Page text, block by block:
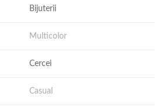
Bijuterii
Multicolor
Cercei
Casual